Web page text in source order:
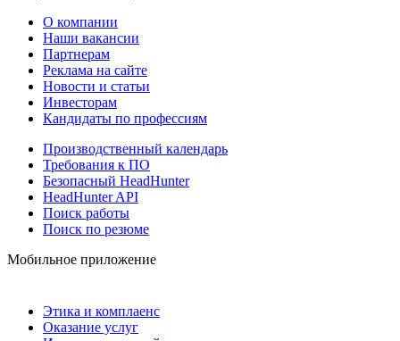
О компании
Наши вакансии
Партнерам
Реклама на сайте
Новости и статьи
Инвесторам
Кандидаты по профессиям
Производственный календарь
Требования к ПО
Безопасный HeadHunter
HeadHunter API
Поиск работы
Поиск по резюме
Мобильное приложение
Этика и комплаенс
Оказание услуг